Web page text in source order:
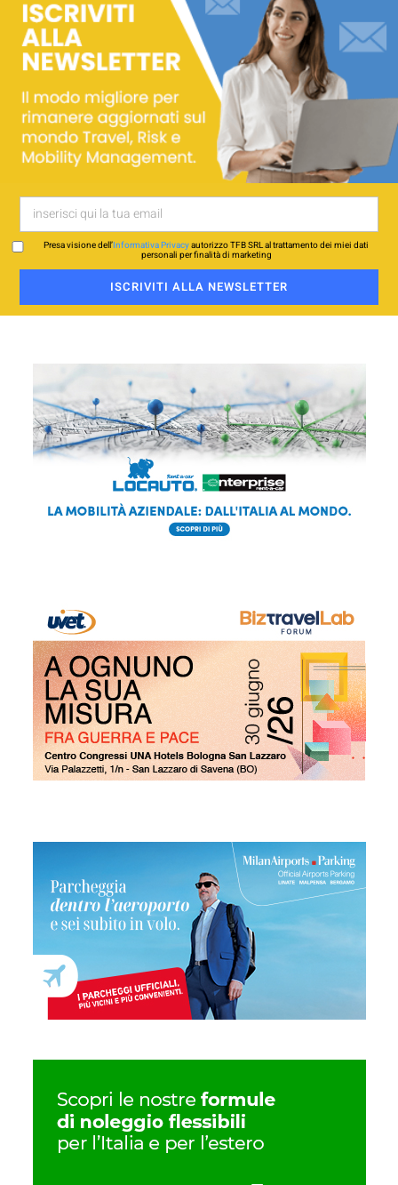
Presa visione dell’Informativa Privacyautorizzo TFB SRL al trattamento dei miei dati
personali per finalità di marketing
ISCRIVITI ALLA NEWSLETTER